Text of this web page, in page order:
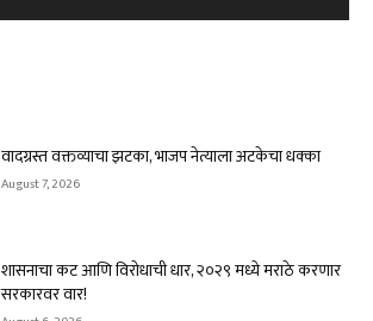
वादग्रस्त वक्तव्याचा झटका, भाजप नेत्याला अटकेचा धक्का
August 7, 2026
शासनाचा कट आणि विरोधाची धार, २०२९ मध्ये मराठे करणार
सरकारवर वार!